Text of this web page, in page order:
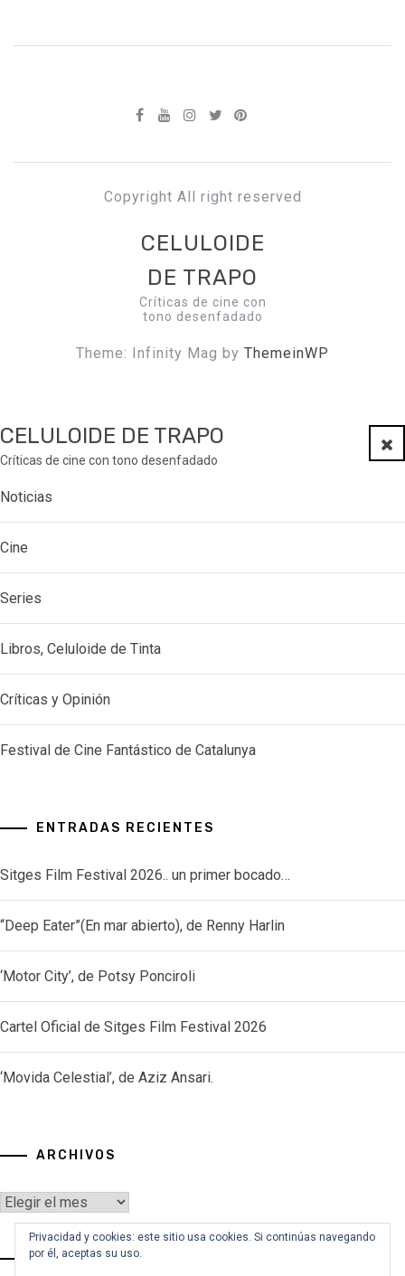
Copyright All right reserved
CELULOIDE
DE TRAPO
Críticas de cine con
tono desenfadado
Theme: Infinity Mag by ThemeinWP
CELULOIDE DE TRAPO
Críticas de cine con tono desenfadado
Noticias
Cine
Series
Libros, Celuloide de Tinta
Críticas y Opinión
Festival de Cine Fantástico de Catalunya
ENTRADAS RECIENTES
Sitges Film Festival 2026.. un primer bocado…
“Deep Eater”(En mar abierto), de Renny Harlin
‘Motor City’, de Potsy Ponciroli
Cartel Oficial de Sitges Film Festival 2026
‘Movida Celestial’, de Aziz Ansari.
ARCHIVOS
Archivos
VOY A BUSCAR…
Privacidad y cookies: este sitio usa cookies. Si continúas navegando
por él, aceptas su uso.